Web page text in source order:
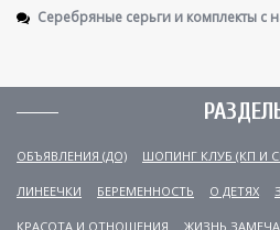
Серебряные серьги и комплекты с
ОБЪЯВЛЕНИЯ (ДО) ШОПИНГ КЛУБ (КП И
ЛИНЕЕЧКИ БЕРЕМЕННОСТЬ О ДЕТЯХ
КРАСОТА И ОТНОШЕНИЯ ЖИЗНЬ